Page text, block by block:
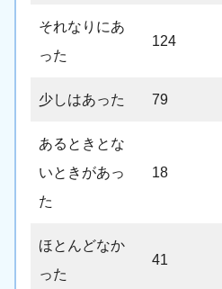
それなりにあ
った
124
少しはあった 79
あるときとな
いときがあっ
た
18
ほとんどなか
った
41